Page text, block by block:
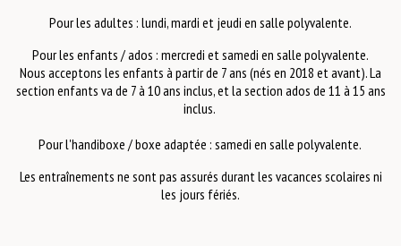
Pour les adultes : lundi, mardi et jeudi en salle polyvalente.
Pour les enfants / ados : mercredi et samedi en salle polyvalente.
Nous acceptons les enfants à partir de 7 ans (nés en 2018 et avant). La
section enfants va de 7 à 10 ans inclus, et la section ados de 11 à 15 ans
inclus.
Pour l'handiboxe / boxe adaptée : samedi en salle polyvalente.
Les entraînements ne sont pas assurés durant les vacances scolaires ni
les jours fériés.